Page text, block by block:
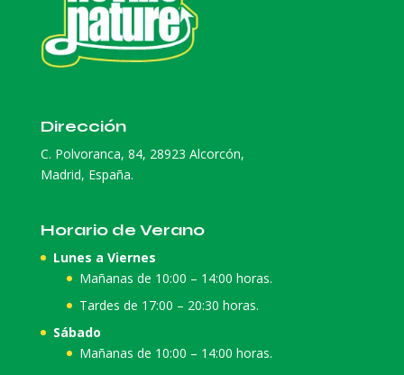
Dirección
C. Polvoranca, 84, 28923 Alcorcón,
Madrid, España.
Horario de Verano
Lunes a Viernes
Mañanas de 10:00 – 14:00 horas.
Tardes de 17:00 – 20:30 horas.
Sábado
Mañanas de 10:00 – 14:00 horas.